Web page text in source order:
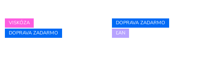
VISKÓZA
DOPRAVA ZADARMO
DOPRAVA ZADARMO
ĽAN